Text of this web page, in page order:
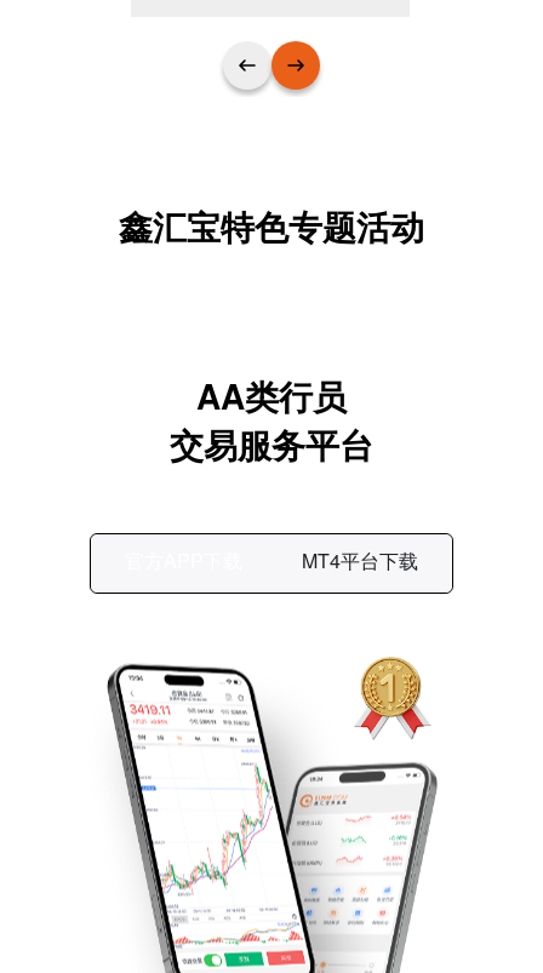
鑫汇宝特色专题活动
AA类行员
交易服务平台
MT4平台下载